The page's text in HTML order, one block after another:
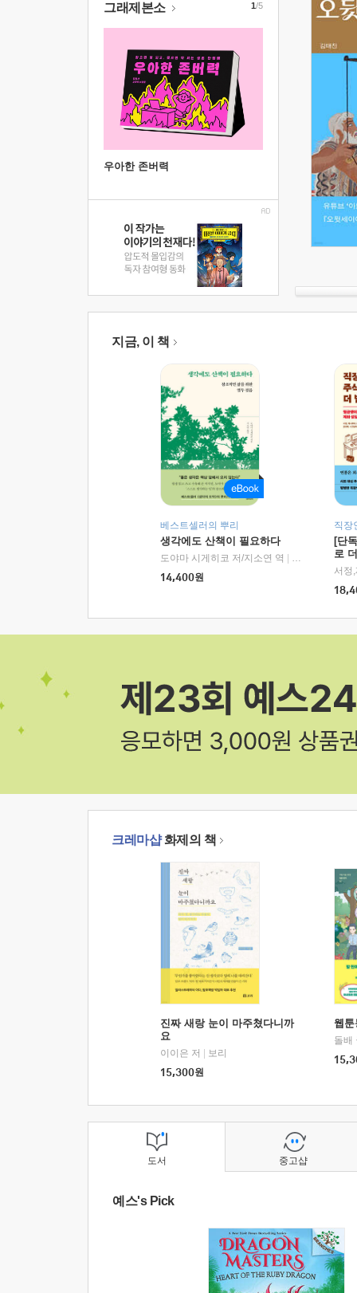
그래제본소
우아한 존버력
1/5
지금, 이 책
베스트셀러의 뿌리
생각에도 산책이 필요하다
도야마 시게히코 저/지소연 역
알에이치코리
14,400원
직장
[단
로
크레마샵화제의 책
진짜 새랑 눈이 마주쳤다니까
요
이이은 저
보리
15,300원
웹
돌배
도서
예스's Pick
중고샵